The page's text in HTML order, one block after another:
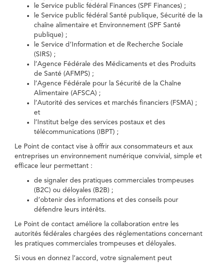
le Service public fédéral Finances (SPF Finances) ;
le Service public fédéral Santé publique, Sécurité de la
chaîne alimentaire et Environnement (SPF Santé
publique) ;
le Service d’Information et de Recherche Sociale
(SIRS) ;
l’Agence Fédérale des Médicaments et des Produits
de Santé (AFMPS) ;
l’Agence Fédérale pour la Sécurité de la Chaîne
Alimentaire (AFSCA) ;
l’Autorité des services et marchés financiers (FSMA) ;
et
l’Institut belge des services postaux et des
télécommunications (IBPT) ;
Le Point de contact vise à offrir aux consommateurs et aux
entreprises un environnement numérique convivial, simple et
efficace leur permettant :
de signaler des pratiques commerciales trompeuses
(B2C) ou déloyales (B2B) ;
d’obtenir des informations et des conseils pour
défendre leurs intérêts.
Le Point de contact améliore la collaboration entre les
autorités fédérales chargées des réglementations concernant
les pratiques commerciales trompeuses et déloyales.
Si vous en donnez l’accord, votre signalement peut